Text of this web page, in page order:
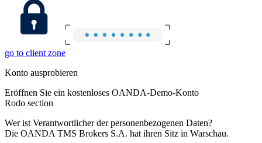
go to client zone
Konto ausprobieren
Eröffnen Sie ein kostenloses OANDA-Demo-Konto
Rodo section
Wer ist Verantwortlicher der personenbezogenen Daten?
Die OANDA TMS Brokers S.A. hat ihren Sitz in Warschau.